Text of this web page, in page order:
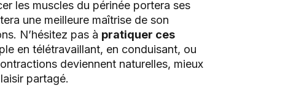
les muscles du périnée portera ses
une meilleure maîtrise de son
N’hésitez pas à pratiquer ces
en télétravaillant, en conduisant, ou
deviennent naturelles, mieux
partagé.